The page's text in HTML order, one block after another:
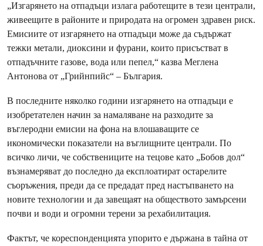
„Изгарянето на отпадъци излага работещите в тези централи,
живеещите в районите и природата на огромен здравен риск.
Емисиите от изгарянето на отпадъци може да съдържат
тежки метали, диоксини и фурани, които присъстват в
отпадъчните газове, вода или пепел,“ казва Меглена
Антонова от „Грийнпийс“ – България.
В последните няколко години изгарянето на отпадъци е
изобретателен начин за намаляване на разходите за
въглеродни емисии на фона на влошаващите се
икономически показатели на въглищните централи. По
всичко личи, че собствениците на тецове като „Бобов дол“
възнамеряват до последно да експлоатират остарелите
съоръжения, преди да се предадат пред настъпването на
новите технологии и да завещаят на обществото замърсени
почви и води и огромни терени за рехабилитация.
Фактът, че кореспонденцията упорито е държана в тайна от